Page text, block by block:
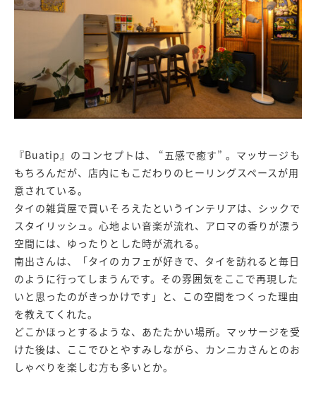
『Buatip』のコンセプトは、 “五感で癒す” 。マッサージも
もちろんだが、店内にもこだわりのヒーリングスペースが用
意されている。
タイの雑貨屋で買いそろえたというインテリアは、シックで
スタイリッシュ。心地よい音楽が流れ、アロマの香りが漂う
空間には、ゆったりとした時が流れる。
南出さんは、「タイのカフェが好きで、タイを訪れると毎日
のように行ってしまうんです。その雰囲気をここで再現した
いと思ったのがきっかけです」と、この空間をつくった理由
を教えてくれた。
どこかほっとするような、あたたかい場所。マッサージを受
けた後は、ここでひとやすみしながら、カンニカさんとのお
しゃべりを楽しむ方も多いとか。